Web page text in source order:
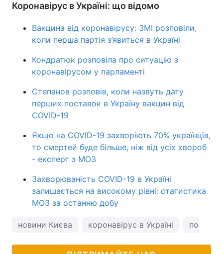
Коронавірус в Україні: що відомо
Вакцина від коронавірусу: ЗМІ розповіли,
коли перша партія з’явиться в Україні
Кондратюк розповіла про ситуацію з
коронавірусом у парламенті
Степанов розповів, коли назвуть дату
перших поставок в Україну вакцин від
COVID-19
Якщо на COVID-19 захворіють 70% українців,
то смертей буде більше, ніж від усіх хвороб
- експерт з МОЗ
Захворюваність COVID-19 в Україні
залишається на високому рівні: статистика
МОЗ за останню добу
новини Києва коронавірус в Україні погода